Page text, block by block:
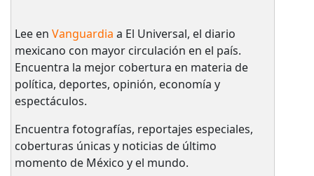
Lee en Vanguardia a El Universal, el diario
mexicano con mayor circulación en el país.​
Encuentra la mejor cobertura en materia de
política, deportes, opinión, economía y
espectáculos.
Encuentra fotografías, reportajes especiales,
coberturas únicas y noticias de último
momento de México y el mundo.